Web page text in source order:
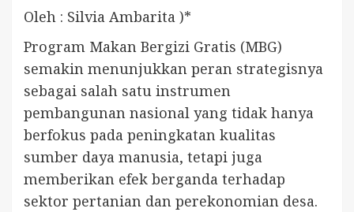
Oleh : Silvia Ambarita )*
Program Makan Bergizi Gratis (MBG)
semakin menunjukkan peran strategisnya
sebagai salah satu instrumen
pembangunan nasional yang tidak hanya
berfokus pada peningkatan kualitas
sumber daya manusia, tetapi juga
memberikan efek berganda terhadap
sektor pertanian dan perekonomian desa.